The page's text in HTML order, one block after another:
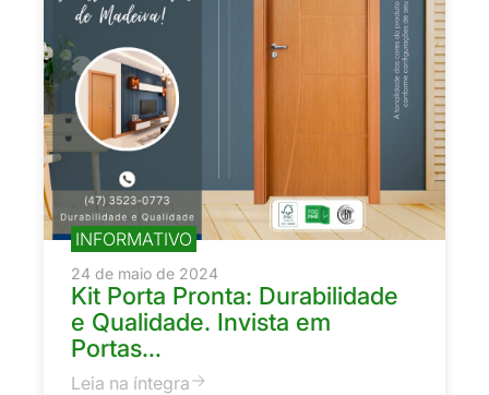
INFORMATIVO
24 de maio de 2024
Kit Porta Pronta: Durabilidade
e Qualidade. Invista em
Portas…
Leia na íntegra